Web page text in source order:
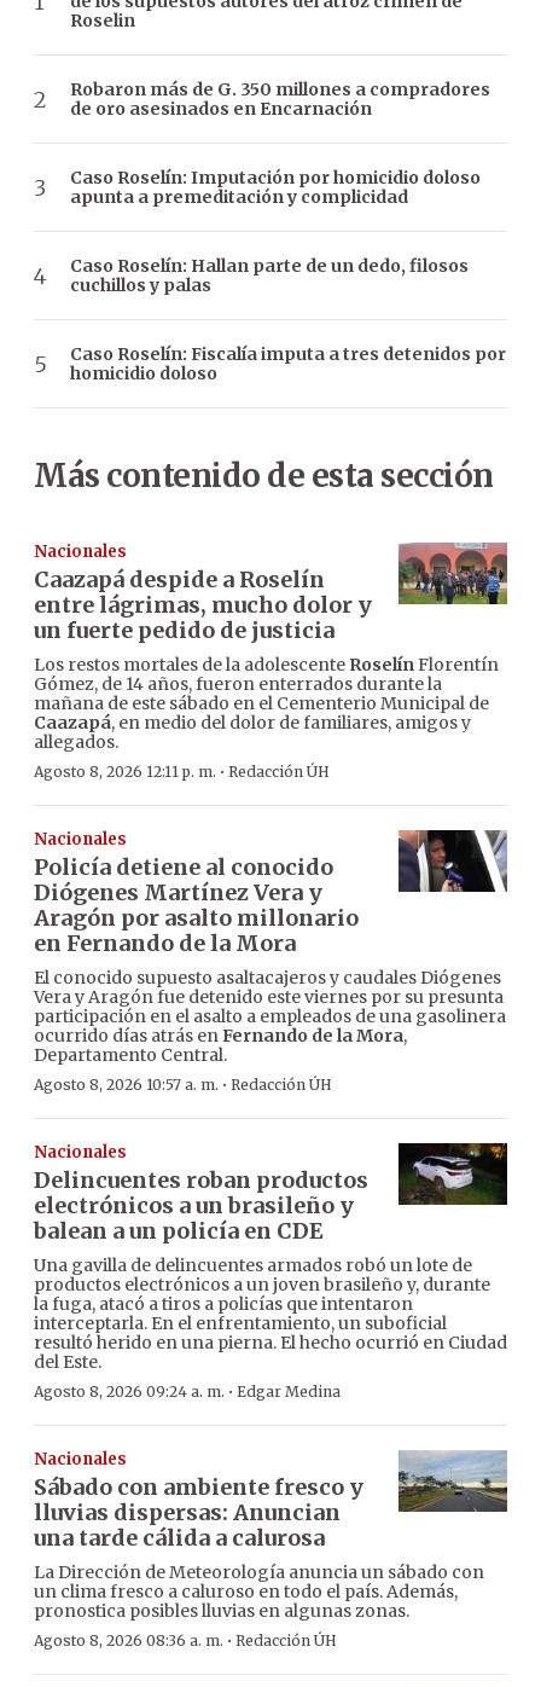
Roselin
Robaron más de G. 350 millones a compradores
de oro asesinados en Encarnación
Caso Roselín: Imputación por homicidio doloso
apunta a premeditación y complicidad
Caso Roselín: Hallan parte de un dedo, filosos
cuchillos y palas
Caso Roselín: Fiscalía imputa a tres detenidos por
homicidio doloso
Más contenido de esta sección
Nacionales
Caazapá despide a Roselín
entre lágrimas, mucho dolor y
un fuerte pedido de justicia
Los restos mortales de la adolescente RoselínFlorentín
Gómez, de 14 años, fueron enterrados durante la
mañana de este sábado en el Cementerio Municipal de
Caazapá, en medio del dolor de familiares, amigos y
allegados.
Agosto 8, 2026 12:11 p. m. · Redacción ÚH
Nacionales
Policía detiene al conocido
Diógenes Martínez Vera y
Aragón por asalto millonario
en Fernando de la Mora
El conocido supuesto asaltacajeros y caudales Diógenes
Vera y Aragón fue detenido este viernes por su presunta
participación en el asalto a empleados de una gasolinera
ocurrido días atrás enFernando de la Mora,
Departamento Central.
Agosto 8, 2026 10:57 a. m. · Redacción ÚH
Nacionales
Delincuentes roban productos
electrónicos a un brasileño y
balean a un policía en CDE
Una gavilla de delincuentes armados robó un lote de
productos electrónicos a un joven brasileño y, durante
la fuga, atacó a tiros a policías que intentaron
interceptarla. En el enfrentamiento, un suboficial
resultó herido en una pierna. El hecho ocurrió en Ciudad
del Este.
Agosto 8, 2026 09:24 a. m. · Edgar Medina
Nacionales
Sábado con ambiente fresco y
lluvias dispersas: Anuncian
una tarde cálida a calurosa
La Dirección de Meteorología anuncia un sábado con
un clima fresco a caluroso en todo el país. Además,
pronostica posibles lluvias en algunas zonas.
Agosto 8, 2026 08:36 a. m. · Redacción ÚH